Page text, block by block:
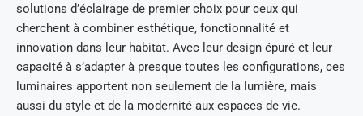
solutions d’éclairage de premier choix pour ceux qui
cherchent à combiner esthétique, fonctionnalité et
innovation dans leur habitat. Avec leur design épuré et leur
capacité à s’adapter à presque toutes les configurations, ces
luminaires apportent non seulement de la lumière, mais
aussi du style et de la modernité aux espaces de vie.